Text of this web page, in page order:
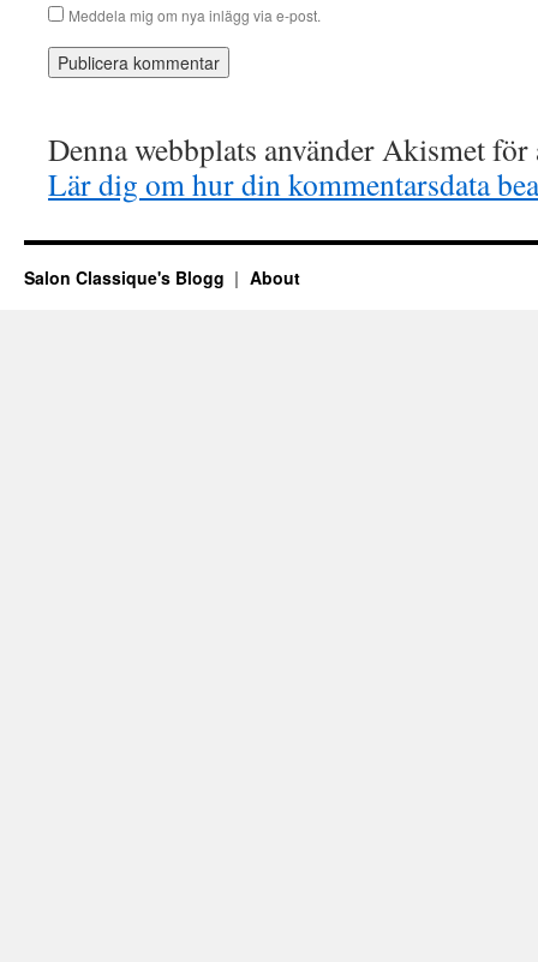
Meddela mig om nya inlägg via e-post.
Denna webbplats använder Akismet
Lär dig om hur din kommentarsdata
Salon Classique's Blogg About